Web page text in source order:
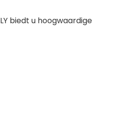
biedt u hoogwaardige